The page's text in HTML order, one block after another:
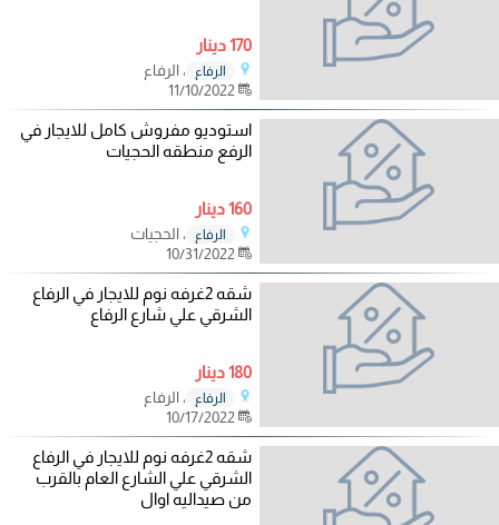
170 دينار
الرفاع
، الرفاع
استوديو مفروش كامل للايجار في
الرفع منطقه الحجيات
160 دينار
الرفاع
، الحجيات
شقه 2غرفه نوم للايجار في الرفاع
الشرقي علي شارع الرفاع
180 دينار
الرفاع
، الرفاع
شقه 2غرفه نوم للايجار في الرفاع
الشرقي علي الشارع العام بالقرب
من صيداليه اوال